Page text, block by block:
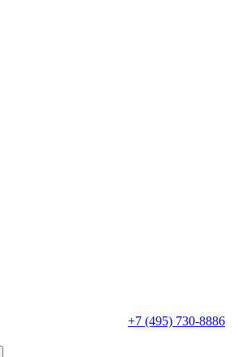
+7 (495) 730-8886